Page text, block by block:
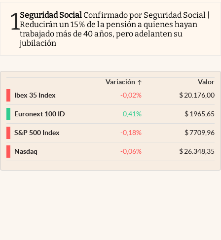
1Seguridad Social Confirmado por Seguridad Social |
Reducirán un 15% de la pensión a quienes hayan
trabajado más de 40 años, pero adelanten su
jubilación
Variación
Valor
Ibex 35 Index
-0,02% $20.176,00
Euronext 100 ID 0,41% $1965,65
S&P 500 Index -0,18% $7709,96
Nasdaq -0,06% $26.348,35